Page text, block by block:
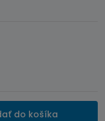
do košíka